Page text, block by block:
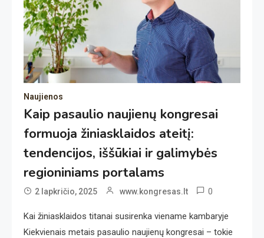
Naujienos
Kaip pasaulio naujienų kongresai
formuoja žiniasklaidos ateitį:
tendencijos, iššūkiai ir galimybės
regioniniams portalams
2 lapkričio, 2025 www.kongresas.lt 0
Kai žiniasklaidos titanai susirenka viename kambaryje
Kiekvienais metais pasaulio naujienų kongresai – tokie